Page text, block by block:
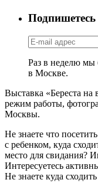
Раз в неделю мы
в Москве.
Выставка «Береста на
режим работы,
Москвы.
Не знаете что
с ребенком, куда
место для свидания?
Интересуетесь
Не знаете куда